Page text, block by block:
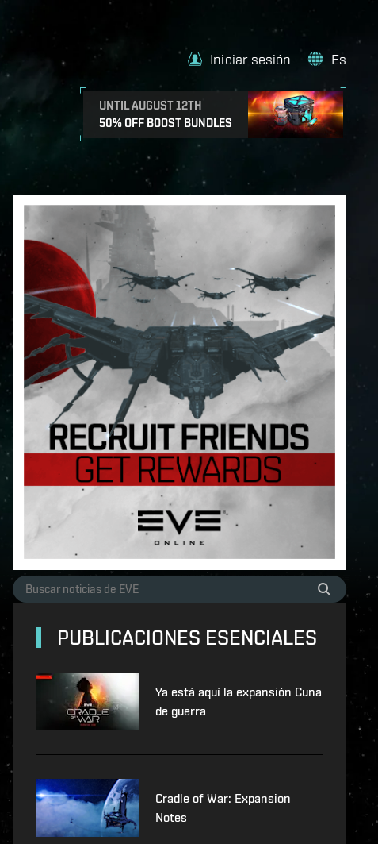
UNTIL AUGUST 12TH
50% OFF BOOST BUNDLES
Iniciar sesión Es
PUBLICACIONES ESENCIALES
Ya está aquí la expansión Cuna
de guerra
Cradle of War: Expansion
Notes